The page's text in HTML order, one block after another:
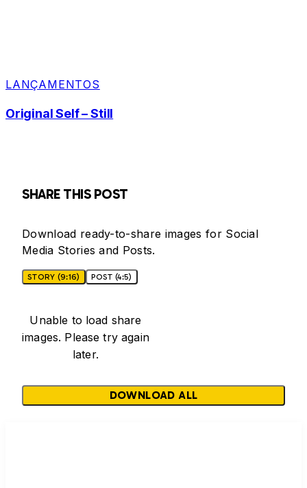
LANÇAMENTOS
Original Self – Still
SHARE THIS POST
Download ready-to-share images for Social
Media Stories and Posts.
STORY (9:16) POST (4:5)
Unable to load share
images. Please try again
later.
DOWNLOAD ALL